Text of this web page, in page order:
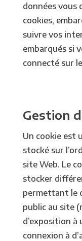
données vous
cookies,
suivre vos
embarqués si
connecté sur
Gestion
Un cookie est
stocké sur
site Web. Le
stocker
permettant le
public au site
d’exposition à
connexion à